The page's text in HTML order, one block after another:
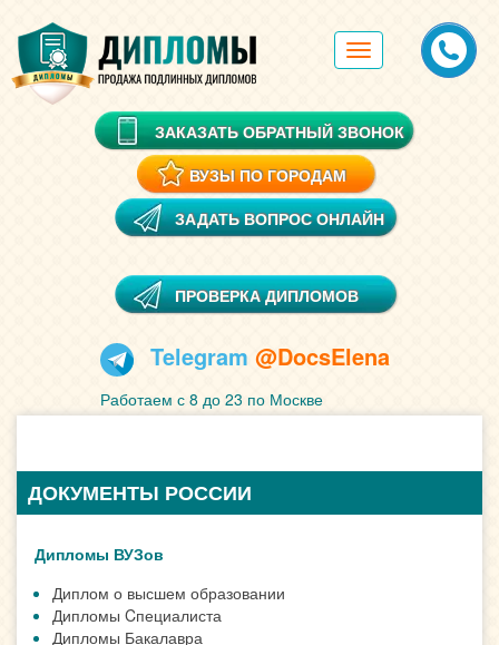
Toggle
navigation
ЗАКАЗАТЬ ОБРАТНЫЙ ЗВОНОК
ВУЗЫ ПО ГОРОДАМ
ЗАДАТЬ ВОПРОС ОНЛАЙН
ПРОВЕРКА ДИПЛОМОВ
Telegram @DocsElena
Работаем с 8 до 23 по Москве
ДОКУМЕНТЫ РОССИИ
Дипломы ВУЗов
Диплом о высшем образовании
Дипломы Cпециалиста
Дипломы Бакалавра